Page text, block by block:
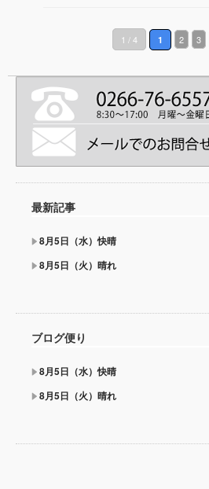
1 / 4 1 2 3
最新記事
8月5日（水）快晴
8月5日（火）晴れ
ブログ便り
8月5日（水）快晴
8月5日（火）晴れ